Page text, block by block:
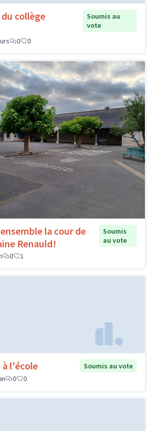
collège
Soumis au
vote
0 0
la cour de
Renauld!
Soumis
au vote
0 1
l'école
Soumis au vote
0 0